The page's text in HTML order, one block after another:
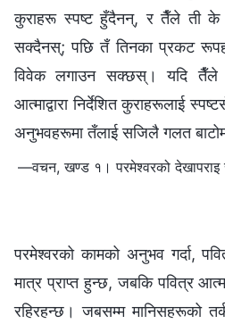
कुराहरू स्पष्ट हुँदैनन्, र तैँले ती के
सक्दैनस्; पछि तँ तिनका प्रकट
विवेक लगाउन सक्छस्। यदि तैँले
आत्माद्वारा निर्देशित कुराहरूलाई
अनुभवहरूमा तँलाई सजिलै गलत
—वचन, खण्ड १। परमेश्‍वरको देखापराइ
परमेश्‍वरको कामको अनुभव गर्दा,
मात्र प्राप्त हुन्छ, जबकि पवित्र
रहिरहन्छ। जबसम्म मानिसहरूको